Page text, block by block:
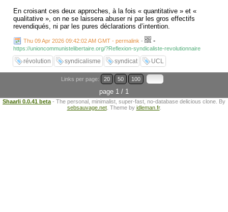
En croisant ces deux approches, à la fois « quantitative » et «
qualitative », on ne se laissera abuser ni par les gros effectifs
revendiqués, ni par les pures déclarations d’intention.
Thu 09 Apr 2026 09:42:02 AM GMT - permalink - -
https://unioncommunistelibertaire.org/?Reflexion-syndicaliste-revolutionnaire
révolution syndicalisme syndicat UCL
Links per page: 20 50 100
page 1 / 1
Shaarli 0.0.41 beta - The personal, minimalist, super-fast, no-database delicious clone. By
sebsauvage.net. Theme by idleman.fr.